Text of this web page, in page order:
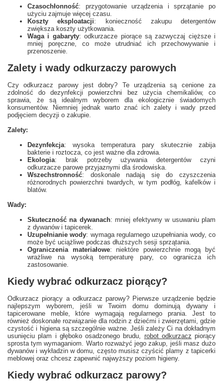
Czasochłonność: przygotowanie urządzenia i sprzątanie po
użyciu zajmuje więcej czasu.
Koszty eksploatacji: konieczność zakupu detergentów
zwiększa koszty użytkowania.
Waga i gabaryty: odkurzacze piorące są zazwyczaj cięższe i
mniej poręczne, co może utrudniać ich przechowywanie i
przenoszenie.
Zalety i wady odkurzaczy parowych
Czy odkurzacz parowy jest dobry? Te urządzenia są cenione za
zdolność do dezynfekcji powierzchni bez użycia chemikaliów, co
sprawia, że są idealnym wyborem dla ekologicznie świadomych
konsumentów. Niemniej jednak warto znać ich zalety i wady przed
podjęciem decyzji o zakupie.
Zalety:
Dezynfekcja: wysoka temperatura pary skutecznie zabija
bakterie i roztocza, co jest ważne dla zdrowia.
Ekologia: brak potrzeby używania detergentów czyni
odkurzacze parowe przyjaznymi dla środowiska.
Wszechstronność: doskonale nadają się do czyszczenia
różnorodnych powierzchni twardych, w tym podłóg, kafelków i
blatów.
Wady:
Skuteczność na dywanach: mniej efektywny w usuwaniu plam
z dywanów i tapicerek.
Uzupełnianie wody: wymaga regularnego uzupełniania wody, co
może być uciążliwe podczas dłuższych sesji sprzątania.
Ograniczenia materiałowe: niektóre powierzchnie mogą być
wrażliwe na wysoką temperaturę pary, co ogranicza ich
zastosowanie.
Kiedy wybrać odkurzacz piorący?
Odkurzacz piorący a odkurzacz parowy? Pierwsze urządzenie będzie
najlepszym wyborem, jeśli w Twoim domu dominują dywany i
tapicerowane meble, które wymagają regularnego prania. Jest to
również doskonałe rozwiązanie dla rodzin z dziećmi i zwierzętami, gdzie
czystość i higiena są szczególnie ważne. Jeśli zależy Ci na dokładnym
usunięciu plam i głęboko osadzonego brudu, robot odkurzacz piorący
sprosta tym wymaganiom. Warto rozważyć jego zakup, jeśli masz dużo
dywanów i wykładzin w domu, często musisz czyścić plamy z tapicerki
meblowej oraz chcesz zapewnić najwyższy poziom higieny.
Kiedy wybrać odkurzacz parowy?